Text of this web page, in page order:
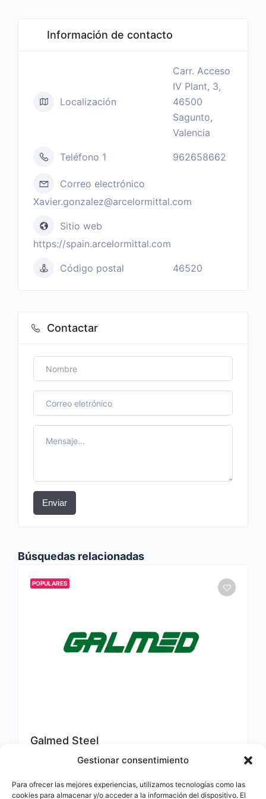
Gestionar consentimiento
Para ofrecer las mejores experiencias, utilizamos tecnologías como las
cookies para almacenar y/o acceder a la información del dispositivo. El
Información de contacto
Localización
Carr. Acceso
IV Plant, 3,
46500
Sagunto,
Valencia
Teléfono 1 962658662
Correo electrónico
Xavier.gonzalez@arcelormittal.com
Sitio web
https://spain.arcelormittal.com
Código postal 46520
Contactar
Enviar
Búsquedas relacionadas
POPULARES
Galmed Steel
961129600
21 de febrero de 2025